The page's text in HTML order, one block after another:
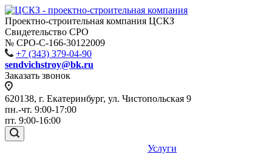
Проектно-строительная компания ЦСКЗ
Свидетельство СРО
№ СРО-С-166-30122009
+7 (343) 379-04-90
sendvichstroy@bk.ru
Заказать звонок
620138, г. Екатеринбург, ул. Чистопольская 9
пн.-чт. 9:00-17:00
пт. 9:00-16:00
Услуги